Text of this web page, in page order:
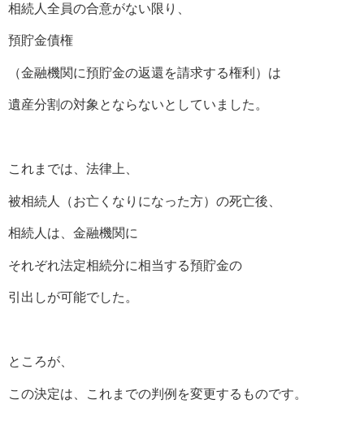
相続人全員の合意がない限り、
預貯金債権
（金融機関に預貯金の返還を請求する権利）は
遺産分割の対象とならないとしていました。
これまでは、法律上、
被相続人（お亡くなりになった方）の死亡後、
相続人は、金融機関に
それぞれ法定相続分に相当する預貯金の
引出しが可能でした。
ところが、
この決定は、これまでの判例を変更するものです。